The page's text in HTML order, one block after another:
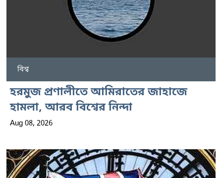
বিশ্ব
হরমুজ প্রণালীতে আমিরাতের জাহাজে
হামলা, আরব বিশ্বের নিন্দা
Aug 08, 2026